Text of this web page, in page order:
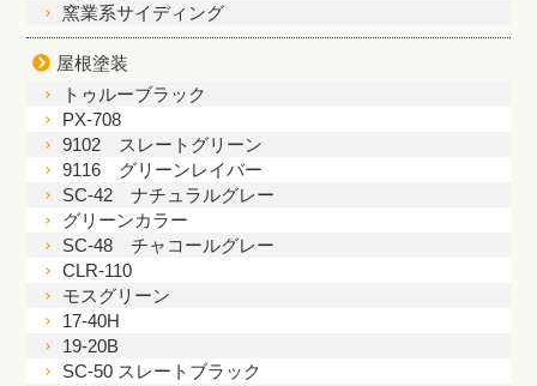
窯業系サイディング
屋根塗装
トゥルーブラック
PX-708
9102 スレートグリーン
9116 グリーンレイバー
SC-42 ナチュラルグレー
グリーンカラー
SC-48 チャコールグレー
CLR-110
モスグリーン
17-40H
19-20B
SC-50 スレートブラック